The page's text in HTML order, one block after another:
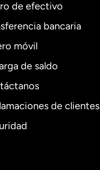
de efectivo
bancaria
móvil
de saldo
de clientes